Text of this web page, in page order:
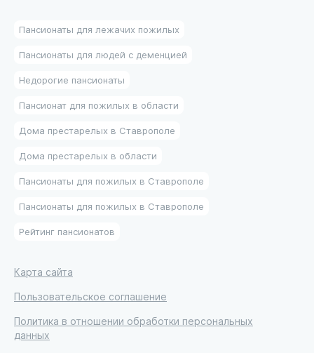
Пансионаты для лежачих пожилых
Пансионаты для людей с деменцией
Недорогие пансионаты
Пансионат для пожилых в области
Дома престарелых в Ставрополе
Дома престарелых в области
Пансионаты для пожилых в Ставрополе
Пансионаты для пожилых в Ставрополе
Рейтинг пансионатов
Карта сайта
Пользовательское соглашение
Политика в отношении обработки персональных
данных